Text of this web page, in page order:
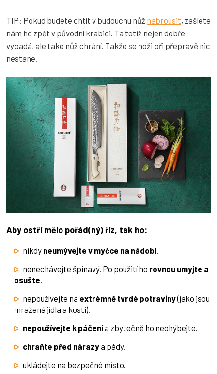
TIP: Pokud budete chtít v budoucnu nůž nabrousit, zašlete
nám ho zpět v původní krabici. Ta totiž nejen dobře
vypadá, ale také nůž chrání. Takže se noži při přepravě nic
nestane.
Aby ostří mělo pořád(ný) říz, tak ho:
nikdy neumývejte v myčce na nádobí
nenechávejte špinavý. Po použití ho rovnou umyjte a
osušte
nepoužívejte na extrémně tvrdé potraviny(jako jsou
mražená jídla a kosti).
nepoužívejte k páčenía zbytečně ho neohýbejte.
chraňte před nárazya pády.
ukládejte na bezpečné místo.